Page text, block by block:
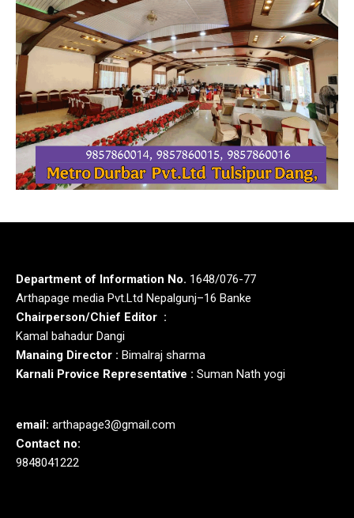
Department of Information No. 1648/076-77
Arthapage media Pvt.Ltd Nepalgunj–16 Banke
Chairperson/Chief Editor :
Kamal bahadur Dangi
Manaing Director : Bimalraj sharma
Karnali Provice Representative : Suman Nath yogi
email: arthapage3@gmail.com
Contact no:
9848041222